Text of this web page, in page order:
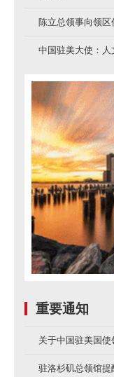
随后，多家媒
解除合作，相关
查。
这一结果，让
安保，也有最普通
决的问题。
陈立总领事向领区
中国驻美大使：
重要通知
关于中国驻美国
驻洛杉矶总领馆